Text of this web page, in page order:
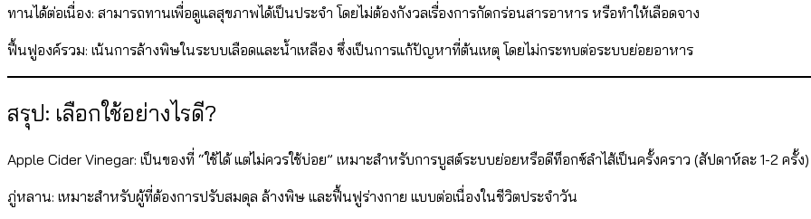
ทานได้ต่อเนื่อง: สามารถทานเพื่อดูแลสุขภาพได้เป็นประจำ โดยไม่ต้องกังวลเรื่องการกัดกร่อนสารอาหาร หรือทำให้เลือดจาง
ฟื้นฟูองค์รวม: เน้นการล้างพิษในระบบเลือดและน้ำเหลือง ซึ่งเป็นการแก้ปัญหาที่ต้นเหตุ โดยไม่กระทบต่อระบบย่อยอาหาร
สรุป: เลือกใช้อย่างไรดี?
Apple Cider Vinegar: เป็นของที่ “ใช้ได้ แต่ไม่ควรใช้บ่อย” เหมาะสำหรับการบูสต์ระบบย่อยหรือดีท็อกซ์ลำไส้เป็นครั้งคราว (สัปดาห์ละ 1-2 ครั้ง)
ภู่หลาน: เหมาะสำหรับผู้ที่ต้องการปรับสมดุล ล้างพิษ และฟื้นฟูร่างกาย แบบต่อเนื่องในชีวิตประจำวัน